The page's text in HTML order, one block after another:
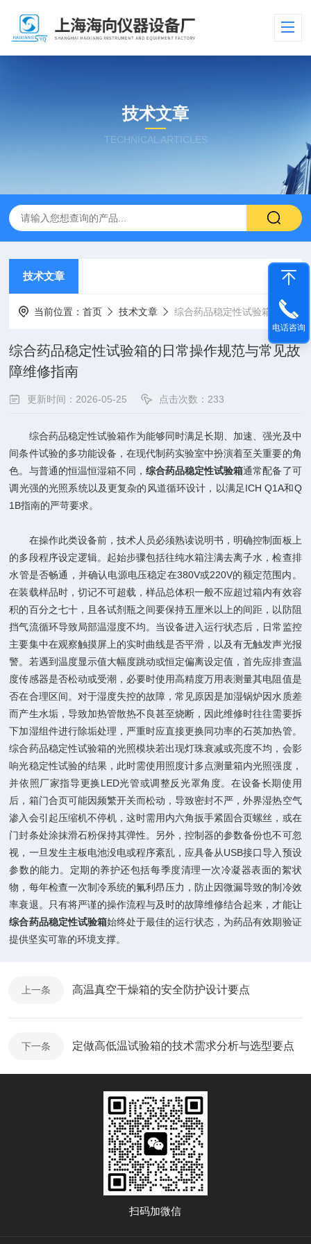
技术文章
TECHNICAL ARTICLES
技术文章
当前位置：首页 技术文章 综合药品稳定性试验箱的日常操作规范与常见故障维修指南
综合药品稳定性试验箱的日常操作规范与常见故
障维修指南
更新时间：2026-05-25 点击次数：233
综合药品稳定性试验箱作为能够同时满足长期、加速、强光及中
间条件试验的多功能设备，在现代制药实验室中扮演着至关重要的角
色。与普通的恒温恒湿箱不同， 综合药品稳定性试验箱通常配备了可
调光强的光照系统以及更复杂的风道循环设计，以满足ICH Q1A和Q
1B指南的严苛要求。
在操作此类设备前，技术人员必须熟读说明书，明确控制面板上
的多段程序设定逻辑。起始步骤包括往纯水箱注满去离子水，检查排
水管是否畅通，并确认电源电压稳定在380V或220V的额定范围内。
在装载样品时，切记不可超载，样品总体积一般不应超过箱内有效容
积的百分之七十，且各试剂瓶之间要保持五厘米以上的间距，以防阻
挡气流循环导致局部温湿度不均。当设备进入运行状态后，日常监控
主要集中在观察触摸屏上的实时曲线是否平滑，以及有无触发声光报
警。若遇到温度显示值大幅度跳动或恒定偏离设定值，首先应排查温
度传感器是否松动或受潮，必要时使用高精度万用表测量其电阻值是
否在合理区间。对于湿度失控的故障，常见原因是加湿锅炉因水质差
而产生水垢，导致加热管散热不良甚至烧断，因此维修时往往需要拆
下加湿组件进行除垢处理，严重时应直接更换同功率的石英加热管。
综合药品稳定性试验箱的光照模块若出现灯珠衰减或亮度不均，会影
响光稳定性试验的结果，此时需使用照度计多点测量箱内光照强度，
并依照厂家指导更换LED光管或调整反光罩角度。在设备长期使用
后，箱门合页可能因频繁开关而松动，导致密封不严，外界湿热空气
渗入会引起压缩机不停机，这时需用内六角扳手紧固合页螺丝，或在
门封条处涂抹滑石粉保持其弹性。另外，控制器的参数备份也不可忽
视，一旦发生主板电池没电或程序紊乱，应具备从USB接口导入预设
参数的能力。定期的养护还包括每季度清理一次冷凝器表面的絮状
物，每年检查一次制冷系统的氟利昂压力，防止因微漏导致的制冷效
率衰退。只有将严谨的操作流程与及时的故障维修结合起来，才能让
综合药品稳定性试验箱始终处于最佳的运行状态，为药品有效期验证
提供坚实可靠的环境支撑。
上一条 高温真空干燥箱的安全防护设计要点
下一条 定做高低温试验箱的技术需求分析与选型要点
扫码加微信
电话咨询